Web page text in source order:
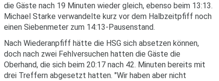
die Gäste nach 19 Minuten wieder gleich, ebenso beim 13:13.
Michael Starke verwandelte kurz vor dem Halbzeitpfiff noch
einen Siebenmeter zum 14:13-Pausenstand.
Nach Wiederanpfiff hätte die HSG sich absetzen können,
doch nach zwei Fehlversuchen hatten die Gäste die
Oberhand, die sich beim 20:17 nach 42. Minuten bereits mit
drei Treffern abgesetzt hatten. "Wir haben aber nicht